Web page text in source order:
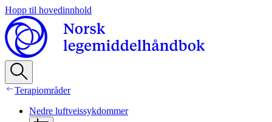
Hopp til hovedinnhold
Terapiområder
Nedre luftveissykdommer